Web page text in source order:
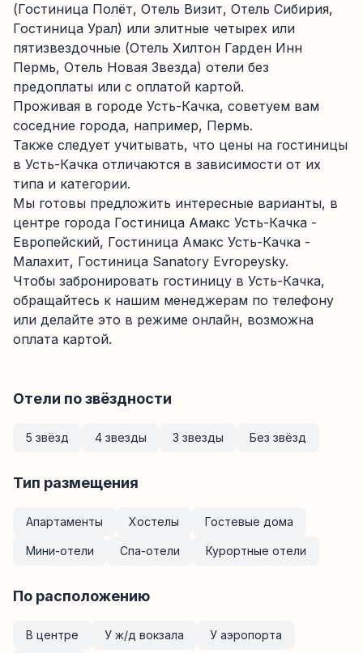
(Гостиница Полёт, Отель Визит, Отель Сибирия,
Гостиница Урал) или элитные четырех или
пятизвездочные (Отель Хилтон Гарден Инн
Пермь, Отель Новая Звезда) отели без
предоплаты или с оплатой картой.
Проживая в городе Усть-Качка, советуем вам
соседние города, например, Пермь.
Также следует учитывать, что цены на гостиницы
в Усть-Качка отличаются в зависимости от их
типа и категории.
Мы готовы предложить интересные варианты, в
центре города Гостиница Амакс Усть-Качка -
Европейский, Гостиница Амакс Усть-Качка -
Малахит, Гостиница Sanatory Evropeysky.
Чтобы забронировать гостиницу в Усть-Качка,
обращайтесь к нашим менеджерам по телефону
или делайте это в режиме онлайн, возможна
оплата картой.
Отели по звёздности
5 звёзд 4 звезды 3 звезды Без звёзд
Тип размещения
Апартаменты Хостелы Гостевые дома
Мини-отели Спа-отели Курортные отели
По расположению
В центре У ж/д вокзала У аэропорта